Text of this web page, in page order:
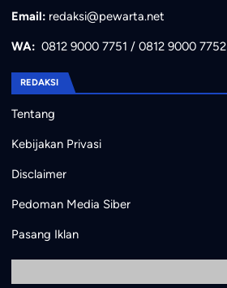
Email: redaksi@pewarta.net
WA: 0812 9000 7751 / 0812 9000 7752
REDAKSI
Tentang
Kebijakan Privasi
Disclaimer
Pedoman Media Siber
Pasang Iklan